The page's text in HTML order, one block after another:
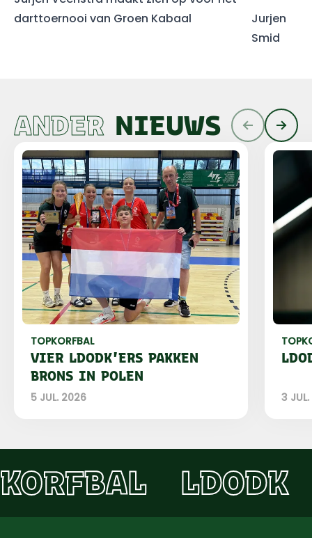
darttoernooi van Groen Kabaal
Jurjen
Smid
ANDERNIEUWS
TOPKORFBAL
VIER LDODK'ERS PAKKEN
BRONS IN POLEN
5 JUL. 2026 3
KORFBAL LDODK